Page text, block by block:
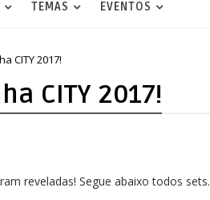
TEMAS EVENTOS
CITY 2017!
CITY 2017!
reveladas! Segue abaixo todos sets.